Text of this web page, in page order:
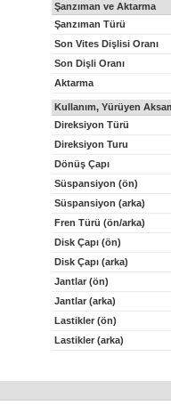
Şanzıman ve Aktarma
Şanzıman Türü
Son Vites Dişlisi Oranı
Son Dişli Oranı
Aktarma
Kullanım, Yürüyen
Direksiyon Türü
Direksiyon Turu
Dönüş Çapı
Süspansiyon (ön)
Süspansiyon (arka)
Fren Türü (ön/arka)
Disk Çapı (ön)
Disk Çapı (arka)
Jantlar (ön)
Jantlar (arka)
Lastikler (ön)
Lastikler (arka)